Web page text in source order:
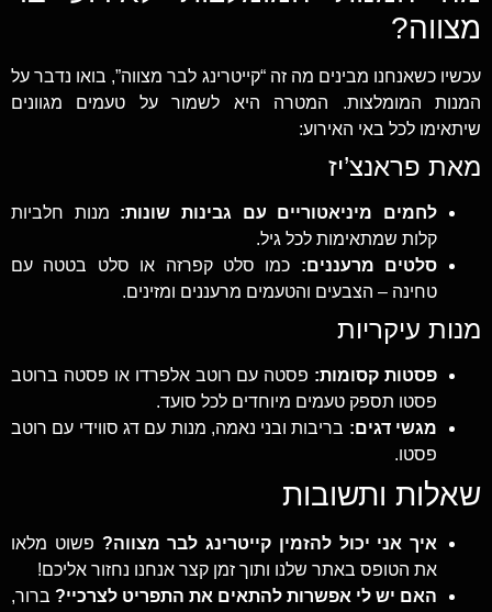
מצווה?
עכשיו כשאנחנו מבינים מה זה “קייטרינג לבר מצווה”, בואו נדבר על
המנות המומלצות. המטרה היא לשמור על טעמים מגוונים
שיתאימו לכל באי האירוע:
מאת פראנצ’יז
לחמים מיניאטוריים עם גבינות שונות: מנות חלביות
קלות שמתאימות לכל גיל.
סלטים מרעננים: כמו סלט קפרזה או סלט בטטה עם
טחינה – הצבעים והטעמים מרעננים ומזינים.
מנות עיקריות
פסטות קסומות: פסטה עם רוטב אלפרדו או פסטה ברוטב
פסטו תספק טעמים מיוחדים לכל סועד.
מגשי דגים: בריבות ובני נאמה, מנות עם דג סווידי עם רוטב
פסטו.
שאלות ותשובות
איך אני יכול להזמין קייטרינג לבר מצווה? פשוט מלאו
את הטופס באתר שלנו ותוך זמן קצר אנחנו נחזור אליכם!
האם יש לי אפשרות להתאים את התפריט לצרכיי? ברור,